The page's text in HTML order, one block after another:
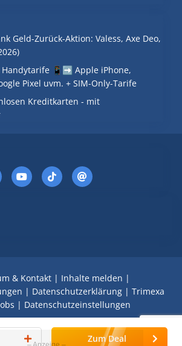
Zum Deal
Geld-Zurück-Aktion: Valess, Axe Deo,
Handytarife 📱➡️ Apple iPhone,
Pixel uvm. + SIM-Only-Tarife
Kreditkarten - mit
& Kontakt| Inhalte melden |
| Datenschutzerklärung | Trimexa
| Datenschutzeinstellungen
Schnäppchen Blog mit Doktortitel -
DealDoktor.de